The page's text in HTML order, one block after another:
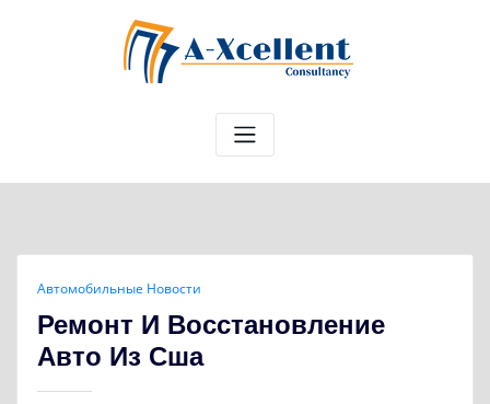
Автомобильные Новости
Ремонт И Восстановление
Авто Из Сша